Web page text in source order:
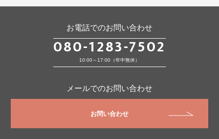
お電話でのお問い合わせ
080-1283-7502
10:00～17:00（年中無休）
メールでのお問い合わせ
お問い合わせ